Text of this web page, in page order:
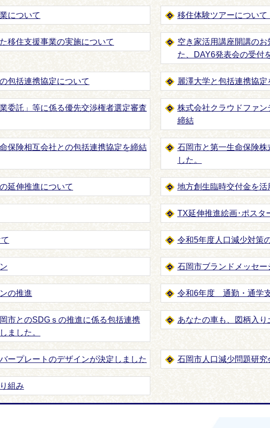
について 移住体験ツアーについて
移住支援事業の実施について
空き家活用講座開講の
た、DAY6発表会の受付
包括連携協定について 麗澤大学と包括連携協
委託」等に係る優先交渉権者選定審査
株式会社クラウドファ
締結
保険相互会社との包括連携協定を締結
石岡市と第一生命保険
した。
延伸推進について 地方創生臨時交付金を
TX延伸推進絵画･ポスタ
令和5年度人口減少対策
石岡市ブランドメッセー
の推進 令和6年度 通勤・通学
市とのSDGｓの推進に係る包括連携
ました。
あなたの車も、図柄入
ープレートのデザインが決定しました 石岡市人口減少問題研究
組み